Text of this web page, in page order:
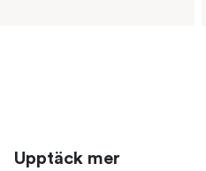
Upptäck mer